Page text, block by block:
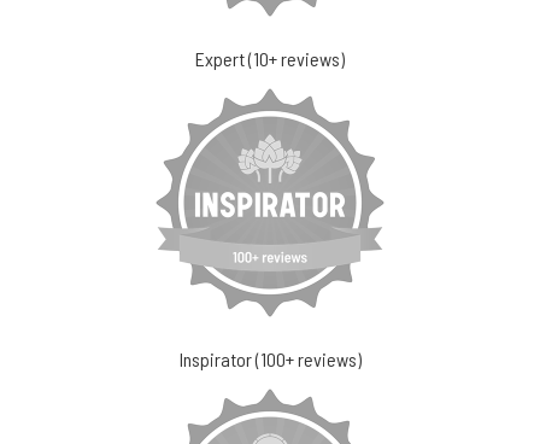
Expert (10+ reviews)
Inspirator (100+ reviews)